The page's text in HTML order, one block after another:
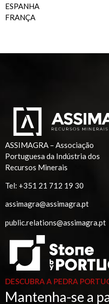
ESPANHA
FRANÇA
ASSIMAGRA – Associação
Portuguesa da Indústria dos
Recursos Minerais
Tel: +351 21 712 19 30
assimagra@assimagra.pt
public.relations@assimagra.pt
DESCUBRA A PEDRA
Mantenha-se a